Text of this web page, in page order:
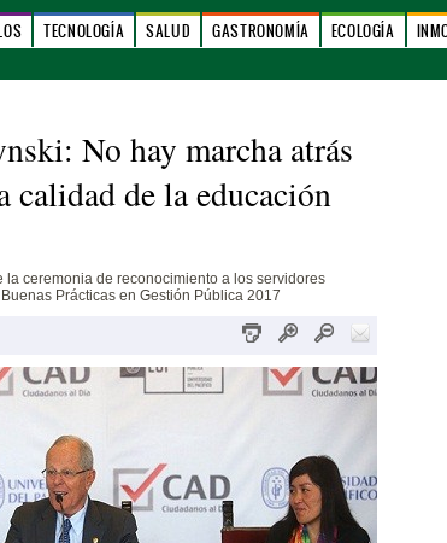
TECNOLOGÍA SALUD GASTRONOMÍA ECOLOGÍA
No hay marcha atrás
calidad de la educación
la ceremonia de reconocimiento a los servidores
Prácticas en Gestión Pública 2017